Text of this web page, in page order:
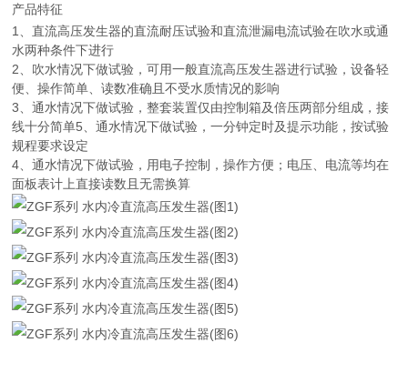
产品特征
1、直流高压发生器的直流耐压试验和直流泄漏电流试验在吹水或通
水两种条件下进行
2、吹水情况下做试验，可用一般直流高压发生器进行试验，设备轻
便、操作简单、读数准确且不受水质情况的影响
3、通水情况下做试验，整套装置仅由控制箱及倍压两部分组成，接
线十分简单5、通水情况下做试验，一分钟定时及提示功能，按试验
规程要求设定
4、通水情况下做试验，用电子控制，操作方便；电压、电流等均在
面板表计上直接读数且无需换算